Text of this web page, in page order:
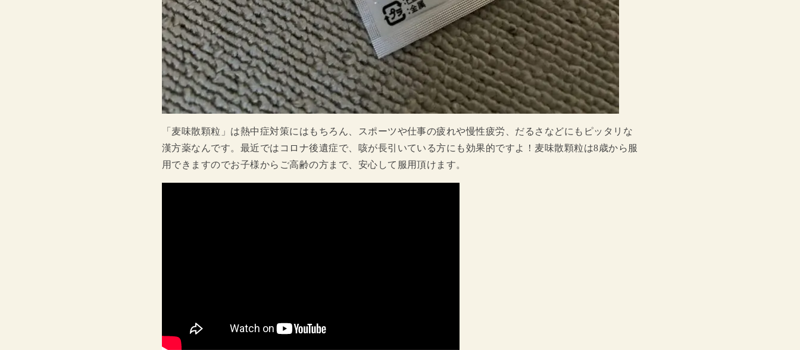
「麦味散顆粒」は熱中症対策にはもちろん、スポーツや仕事の疲れや慢性疲労、だるさなどにもピッタリな
漢方薬なんです。最近ではコロナ後遺症で、咳が長引いている方にも効果的ですよ！麦味散顆粒は8歳から服
用できますのでお子様からご高齢の方まで、安心して服用頂けます。